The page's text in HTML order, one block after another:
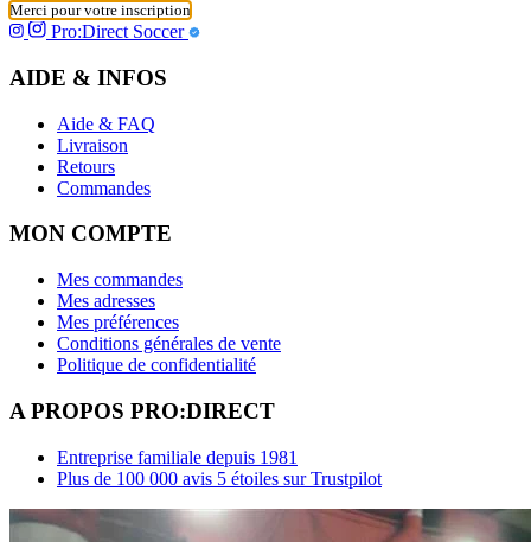
Merci pour votre inscription
Pro:Direct Soccer
AIDE & INFOS
Aide & FAQ
Livraison
Retours
Commandes
MON COMPTE
Mes commandes
Mes adresses
Mes préférences
Conditions générales de vente
Politique de confidentialité
A PROPOS PRO:DIRECT
Entreprise familiale depuis 1981
Plus de 100 000 avis 5 étoiles sur Trustpilot